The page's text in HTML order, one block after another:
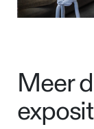
Meer